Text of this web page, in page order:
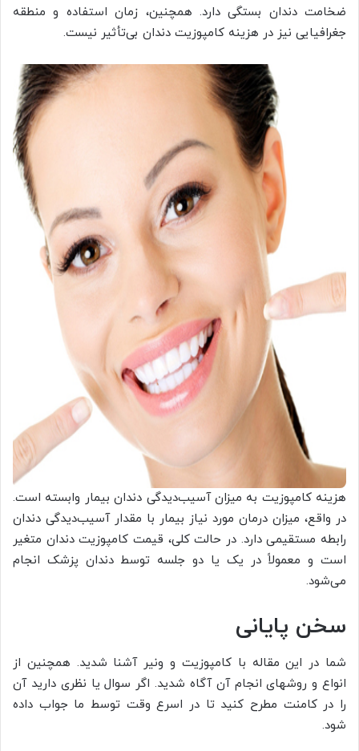
ضخامت دندان بستگی دارد. همچنین، زمان استفاده و منطقه
جغرافیایی نیز در هزینه کامپوزیت دندان بی‌تأثیر نیست.
هزینه کامپوزیت به میزان آسیب‌دیدگی دندان بیمار وابسته است.
در واقع، میزان درمان مورد نیاز بیمار با مقدار آسیب‌دیدگی دندان
رابطه مستقیمی دارد. در حالت کلی، قیمت کامپوزیت دندان متغیر
است و معمولاً در یک یا دو جلسه توسط دندان ‌پزشک انجام
می‌شود.
سخن پایانی
شما در این مقاله با کامپوزیت و ونیر آشنا شدید. همچنین از
انواع و روشهای انجام آن آگاه شدید. اگر سوال یا نظری دارید آن
را در کامنت مطرح کنید تا در اسرع وقت توسط ما جواب داده
شود.